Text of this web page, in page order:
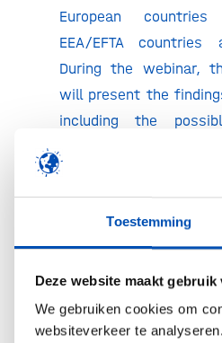
Toestemming
Deze website maakt gebruik
We gebruiken cookies om
websiteverkeer te
European
EEA/EFTA
During the webinar,
will present the
including the
medicines,
competition,
environment and
preparedness. In
presentation will cover
best practices for
procurement of